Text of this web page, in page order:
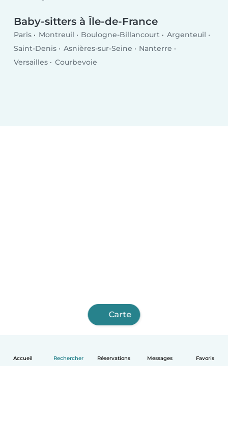
Accueil Rechercher Réservations Messages Favoris
Baby-sitters à Île-de-France
Paris Montreuil Boulogne-Billancourt
Argenteuil
Saint-Denis
Asnières-sur-Seine
Nanterre
Versailles
Courbevoie
Carte